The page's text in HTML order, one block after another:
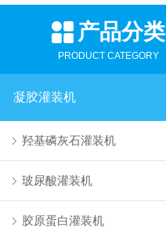
产品分类
PRODUCT CATEGORY
凝胶灌装机
羟基磷灰石灌装机
玻尿酸灌装机
胶原蛋白灌装机